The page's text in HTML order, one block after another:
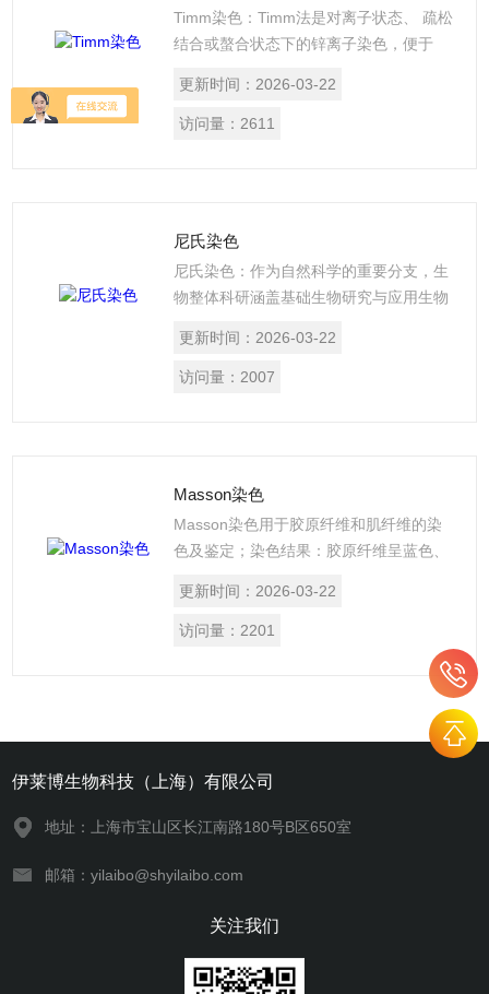
Timm染色：Timm法是对离子状态、 疏松
结合或螯合状态下的锌离子染色，便于
更新时间： 2026-03-22
访问量： 2611
尼氏染色
尼氏染色：作为自然科学的重要分支，生
物整体科研涵盖基础生物研究与应用生物
质、调控生命活动、改造自然，其研究成
果广泛渗透到医学、农业、环保、能源等
更新时间： 2026-03-22
访问量： 2007
Masson染色
Masson染色用于胶原纤维和肌纤维的染
色及鉴定；染色结果：胶原纤维呈蓝色、
更新时间： 2026-03-22
访问量： 2201
伊莱博生物科技（上海）有限公司
地址：上海市宝山区长江南路180号B区650室
邮箱：yilaibo@shyilaibo.com
关注我们